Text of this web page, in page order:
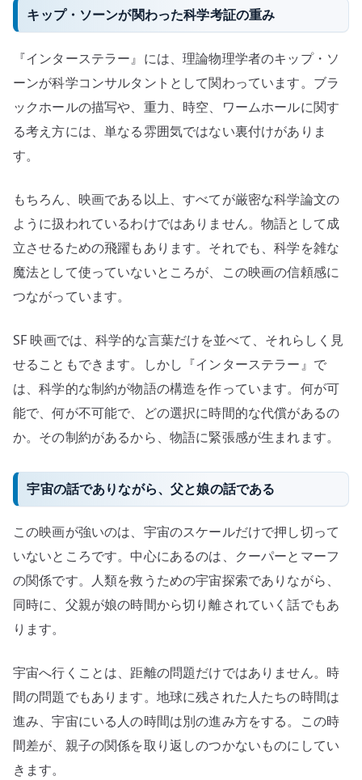
キップ・ソーンが関わった科学考証の重み
『インターステラー』には、理論物理学者のキップ・ソ
ーンが科学コンサルタントとして関わっています。ブラ
ックホールの描写や、重力、時空、ワームホールに関す
る考え方には、単なる雰囲気ではない裏付けがありま
す。
もちろん、映画である以上、すべてが厳密な科学論文の
ように扱われているわけではありません。物語として成
立させるための飛躍もあります。それでも、科学を雑な
魔法として使っていないところが、この映画の信頼感に
つながっています。
SF 映画では、科学的な言葉だけを並べて、それらしく見
せることもできます。しかし『インターステラー』で
は、科学的な制約が物語の構造を作っています。何が可
能で、何が不可能で、どの選択に時間的な代償があるの
か。その制約があるから、物語に緊張感が生まれます。
宇宙の話でありながら、父と娘の話である
この映画が強いのは、宇宙のスケールだけで押し切って
いないところです。中心にあるのは、クーパーとマーフ
の関係です。人類を救うための宇宙探索でありながら、
同時に、父親が娘の時間から切り離されていく話でもあ
ります。
宇宙へ行くことは、距離の問題だけではありません。時
間の問題でもあります。地球に残された人たちの時間は
進み、宇宙にいる人の時間は別の進み方をする。この時
間差が、親子の関係を取り返しのつかないものにしてい
きます。